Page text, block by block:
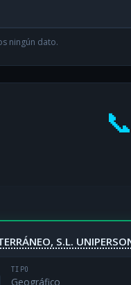
ningún dato.
S.L.
TIPO
Geográfico